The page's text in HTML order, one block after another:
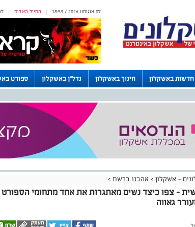
| המייל האדום | 07 אוגוסט 2026 / 18:53
חדשות באשקלון חינוך באשקלון נדל"ן באשקלון ספורט
- אשקלון > אהבנו ברשת >
- צפו כיצד נשים מאתגרות את אחד מתחומי הספורט
גאווה